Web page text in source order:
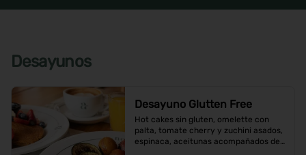
Desayunos
Desayuno Glutten Free
Hot cakes sin gluten, omelette con
palta, tomate cherry y zuchini asados,
espinaca, aceitunas acompañados de